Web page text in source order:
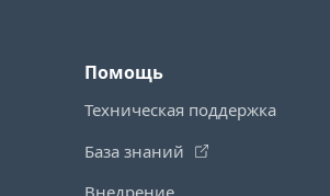
Помощь
Техническая поддержка
База знаний